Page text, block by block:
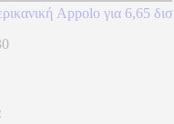
Appolo για 6,65